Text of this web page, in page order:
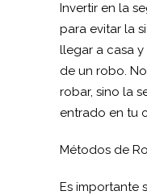
Invertir en la
para evitar la
llegar a casa
de un robo.
robar, sino la
entrado en tu
Métodos de
Es importante